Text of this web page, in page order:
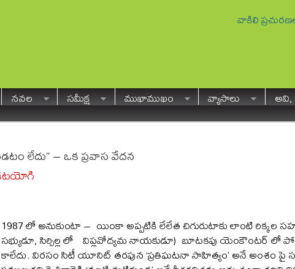
వాకిలి
నవల సమీక్ష ముఖాముఖం వ్యాసాలు అవి,
లేదు” – ఒక ప్రవాస వేదన
1987 లో అనుకుంటా – యింకా అప్పటికి లేలేత చిగురుటాకు లాంటి రిక్కల
సభ్యుడూ, సిర్సిల్ల లో విప్లవోద్యమ నాయకుడూ) బూటకపు యెంకౌంటర్ లో
కాలేదు. విరసం సిటీ యూనిట్ తరపున ‘ప్రతిఘటనా సాహిత్యం’ అనే అంశం